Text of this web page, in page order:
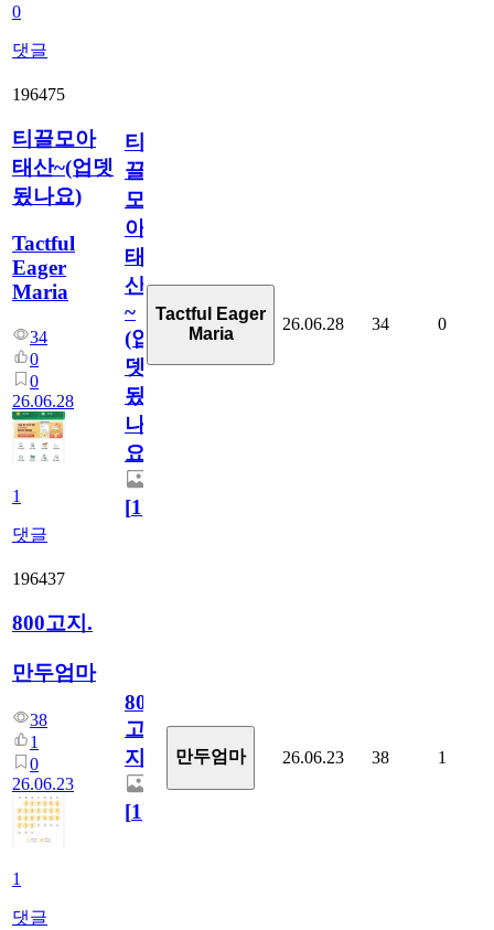
0
댓글
196475
티끌모아
태산~(업뎃
됬나요)
Tactful
Eager
Maria
34
0
0
26.06.28
1
댓글
티
끌
모
아
태
산
~
(업
뎃
됬
나
요)
[1]
Tactful Eager
Maria
26.06.28 34 0
196437
800고지.
만두엄마
38
1
0
26.06.23
1
댓글
800
고
지.
[1]
만두엄마 26.06.23 38 1